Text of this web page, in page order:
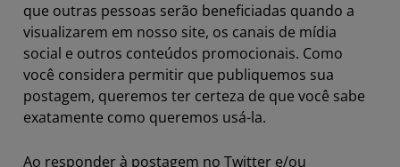
que outras pessoas serão beneficiadas quando a
visualizarem em nosso site, os canais de mídia
social e outros conteúdos promocionais. Como
você considera permitir que publiquemos sua
postagem, queremos ter certeza de que você sabe
exatamente como queremos usá-la.
Ao responder à postagem no Twitter e/ou